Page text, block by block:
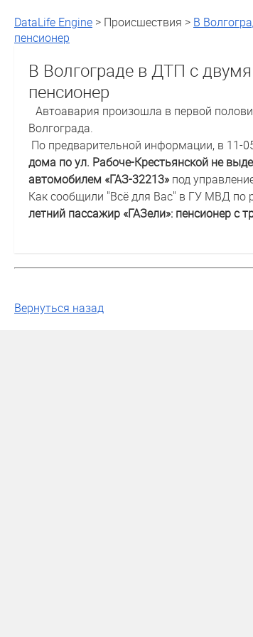
DataLife Engine > Происшествия > В
пенсионер
В Волгограде в ДТП с
пенсионер
Автоавария произошла в первой
Волгограда.
По предварительной информации, в 11-
дома по ул. Рабоче-Крестьянской не
автомобилем «ГАЗ-32213» под
Как сообщили "Всё для Вас" в ГУ МВД по
летний пассажир «ГАЗели»: пенсионер с
Вернуться назад